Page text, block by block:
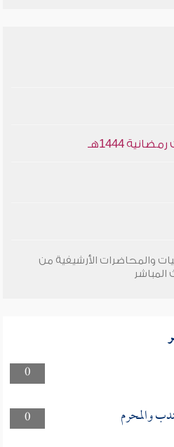
والمحاضرات الأرشيفية من
0
0
والمحرم